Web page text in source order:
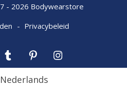
- 2026 Bodywearstore
Privacybeleid
Tumblr Pinterest
Nederlands